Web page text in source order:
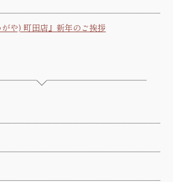
がや) 町田店』新年のご挨拶